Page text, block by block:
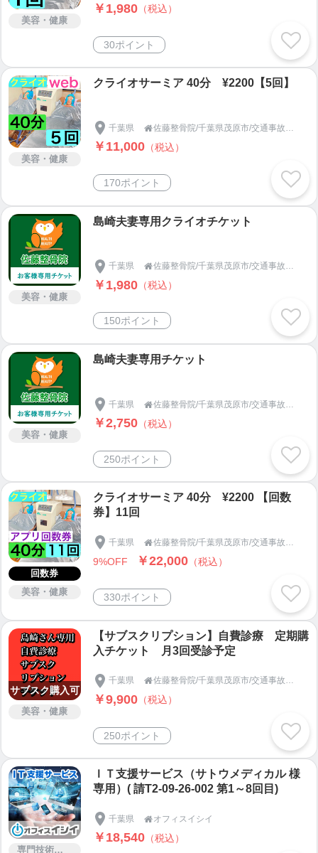
美容・健康
￥1,980 （税込）
30ポイント
美容・健康
クライオサーミア 40分 ¥2200【5回】
千葉県 
￥11,000 （税込）
170ポイント
美容・健康
島崎夫妻専用クライオチケット
千葉県  佐藤整骨院/千葉県茂原市/交通事故の治療や補償のお悩みは！
￥1,980 （税込）
150ポイント
美容・健康
島崎夫妻専用チケット
千葉県 
￥2,750 （税込）
250ポイント
回数券
美容・健康
クライオサーミア 40分 ¥2200 【回数
券】11回
千葉県  佐藤整骨院/千葉県茂原市/交通事故の治療や補償のお悩みは！
9%OFF ￥22,000 （税込）
330ポイント
サブスク購入可
美容・健康
【サブスクリプション】自費診療 定期購
入チケット 月3回受診予定
千葉県  佐藤整骨院/千葉県茂原市/交通事故の治療や補償のお悩みは！
￥9,900 （税込）
250ポイント
専門技術サービス
ＩＴ支援サービス（サトウメディカル 様
専用）( 請T2-09-26-002 第1～8回目)
千葉県 オフィスイシイ
￥18,540 （税込）